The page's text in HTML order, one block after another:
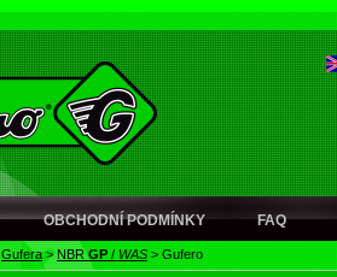
OBCHODNÍ PODMÍNKY FAQ
Gufera> NBRGP / WAS > Gufero